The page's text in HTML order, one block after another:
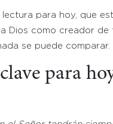
lectura para hoy, que
Dios como creador de
se puede comparar.
para